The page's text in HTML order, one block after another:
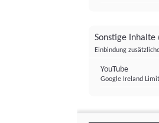
Sonstige Inhalte
Einbindung
YouTube
Google Ireland